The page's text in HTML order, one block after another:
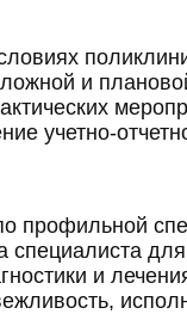
и
учетно-
профильной
и